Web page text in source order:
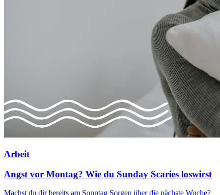
Arbeit
Angst vor Montag? Wie du Sunday Scaries loswirst
Machst du dir bereits am Sonntag Sorgen über die nächste Woche?